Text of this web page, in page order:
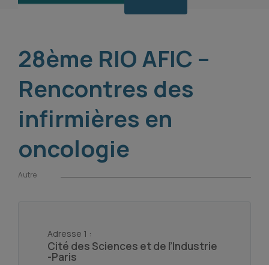
28ème RIO AFIC –
Rencontres des
infirmières en
oncologie
Autre
Adresse 1 :
Cité des Sciences et de l’Industrie
-Paris